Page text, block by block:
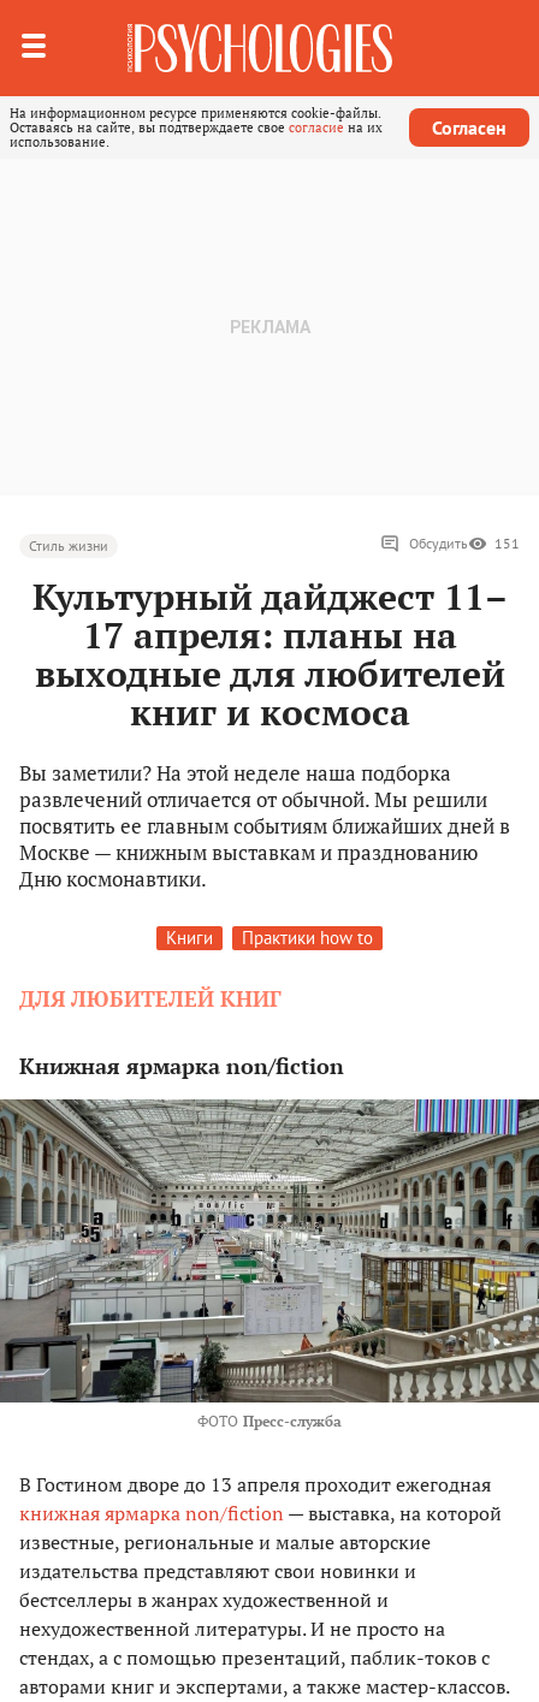
На информационном ресурсе применяются cookie-файлы.
Оставаясь на сайте, вы подтверждаете свое согласие на их
использование.
Согласен
Стиль жизни Обсудить 151
Культурный дайджест 11–
17 апреля: планы на
выходные для любителей
книг и космоса
Вы заметили? На этой неделе наша подборка
развлечений отличается от обычной. Мы решили
посвятить ее главным событиям ближайших дней в
Москве — книжным выставкам и празднованию
Дню космонавтики.
Книги Практики how to
ДЛЯ ЛЮБИТЕЛЕЙ КНИГ
Книжная ярмарка non/fiction
ФОТО Пресс-служба
В Гостином дворе до 13 апреля проходит ежегодная
книжная ярмарка non/fiction — выставка, на которой
известные, региональные и малые авторские
издательства представляют свои новинки и
бестселлеры в жанрах художественной и
нехудожественной литературы. И не просто на
стендах, а с помощью презентаций, паблик-токов с
авторами книг и экспертами, а также мастер-классов.